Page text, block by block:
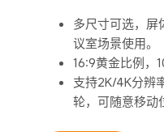
多尺寸可选，屏
议室场景使用。
16:9黄金比例，
支持2K/4K分辨
轮，可随意移动